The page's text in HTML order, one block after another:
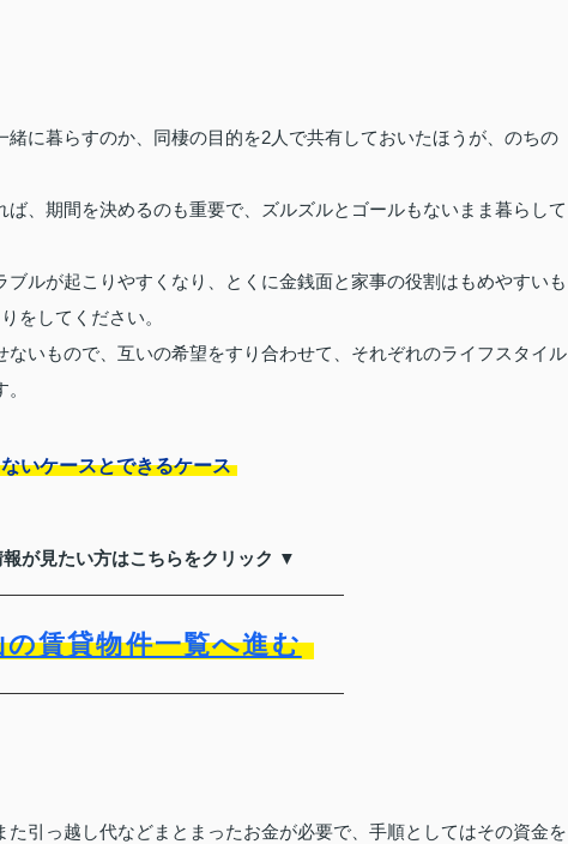
に暮らすのか、同棲の目的を2人で共有しておいたほうが、のちの
、期間を決めるのも重要で、ズルズルとゴールもないまま暮らして
ルが起こりやすくなり、とくに金銭面と家事の役割はもめやすいも
をしてください。
いもので、互いの希望をすり合わせて、それぞれのライフスタイル
いケースとできるケース
が見たい方はこちらをクリック ▼
の賃貸物件一覧へ進む
引っ越し代などまとまったお金が必要で、手順としてはその資金を